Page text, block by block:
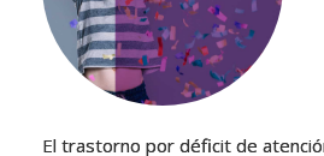
El trastorno por déficit de